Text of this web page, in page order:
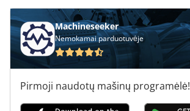
Machineseeker
Nemokamai parduotuvėje
Pirmoji naudotų mašinų programėlė!